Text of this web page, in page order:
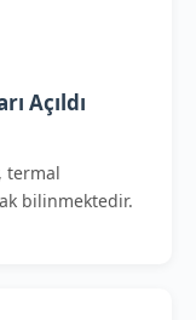
Açıldı
termal
bilinmektedir.